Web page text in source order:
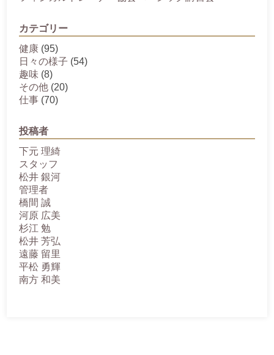
カテゴリー
健康 (95)
日々の様子 (54)
趣味 (8)
その他 (20)
仕事 (70)
投稿者
下元 理綺
スタッフ
松井 銀河
管理者
橋間 誠
河原 広美
杉江 勉
松井 芳弘
遠藤 留里
平松 勇輝
南方 和美